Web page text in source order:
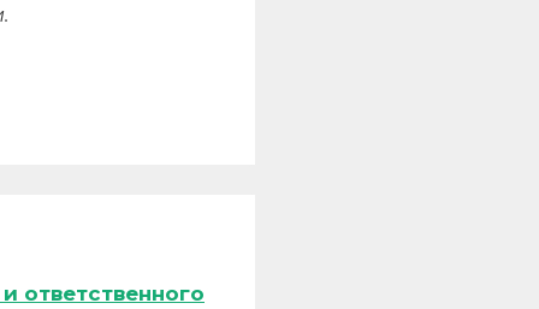
ответственного